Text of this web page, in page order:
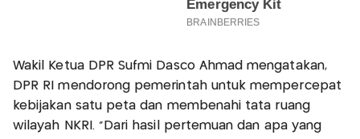
Wakil Ketua DPR Sufmi Dasco Ahmad mengatakan,
DPR RI mendorong pemerintah untuk mempercepat
kebijakan satu peta dan membenahi tata ruang
wilayah NKRI. "Dari hasil pertemuan dan apa yang